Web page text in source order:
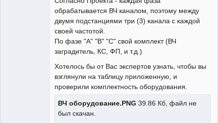
обрабатывается ВЧ каналом, поэтому между
двумя подстанциями три (3) канала с каждой
своей частотой.
По фазе "А" "В" "С" свой комплект (ВЧ
заградитель, КС, ФП, и т.д.)
Хотелось бы от Вас экспертов узнать, чтобы вы
взглянули на таблицу приложенную, и
проверили комплектность оборудования.
ВЧ оборудование.PNG 39.86 Кб, файл не
был скачан.